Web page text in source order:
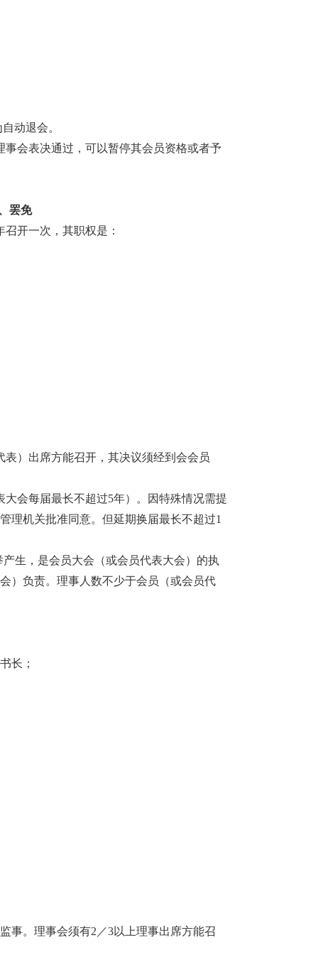
动退会。
会表决通过，可以暂停其会员资格或者予
罢免
开一次，其职权是：
表）出席方能召开，其决议须经到会会员
大会每届最长不超过5年）。因特殊情况需提
理机关批准同意。但延期换届最长不超过1
产生，是会员大会（或会员代表大会）的执
）负责。理事人数不少于会员（或会员代
长；
事。理事会须有2／3以上理事出席方能召